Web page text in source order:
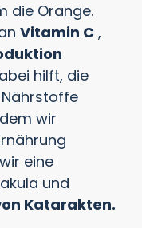
die Orange.
Vitamin C ,
hilft, die
wir
eine
und
Katarakten.